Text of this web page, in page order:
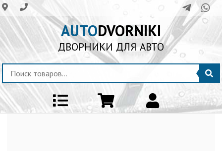
AUTODVORNIKI
ДВОРНИКИ ДЛЯ АВТО